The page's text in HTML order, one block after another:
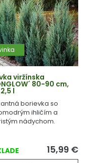
viržínska
80-90 cm,
l
borievka so
ihličím a
nádychom.
15,99 €